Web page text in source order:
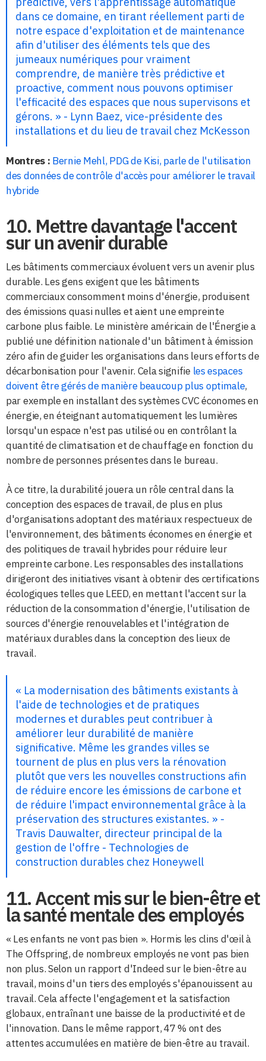
dans ce domaine, en tirant réellement parti de
notre espace d'exploitation et de maintenance
afin d'utiliser des éléments tels que des
jumeaux numériques pour vraiment
comprendre, de manière très prédictive et
proactive, comment nous pouvons optimiser
l'efficacité des espaces que nous supervisons et
gérons. » - Lynn Baez, vice-présidente des
installations et du lieu de travail chez McKesson
Montres : Bernie Mehl, PDG de Kisi, parle de l'utilisation
des données de contrôle d'accès pour améliorer le travail
hybride
10. Mettre davantage l'accent
sur un avenir durable
Les bâtiments commerciaux évoluent vers un avenir plus
durable. Les gens exigent que les bâtiments
commerciaux consomment moins d'énergie, produisent
des émissions quasi nulles et aient une empreinte
carbone plus faible. Le ministère américain de l'Énergie a
publié une définition nationale d'un bâtiment à émission
zéro afin de guider les organisations dans leurs efforts de
décarbonisation pour l'avenir. Cela signifie les espaces
doivent être gérés de manière beaucoup plus optimale,
par exemple en installant des systèmes CVC économes en
énergie, en éteignant automatiquement les lumières
lorsqu'un espace n'est pas utilisé ou en contrôlant la
quantité de climatisation et de chauffage en fonction du
nombre de personnes présentes dans le bureau.
À ce titre, la durabilité jouera un rôle central dans la
conception des espaces de travail, de plus en plus
d'organisations adoptant des matériaux respectueux de
l'environnement, des bâtiments économes en énergie et
des politiques de travail hybrides pour réduire leur
empreinte carbone. Les responsables des installations
dirigeront des initiatives visant à obtenir des certifications
écologiques telles que LEED, en mettant l'accent sur la
réduction de la consommation d'énergie, l'utilisation de
sources d'énergie renouvelables et l'intégration de
matériaux durables dans la conception des lieux de
travail.
« La modernisation des bâtiments existants à
l'aide de technologies et de pratiques
modernes et durables peut contribuer à
améliorer leur durabilité de manière
significative. Même les grandes villes se
tournent de plus en plus vers la rénovation
plutôt que vers les nouvelles constructions afin
de réduire encore les émissions de carbone et
de réduire l'impact environnemental grâce à la
préservation des structures existantes. » -
Travis Dauwalter, directeur principal de la
gestion de l'offre - Technologies de
construction durables chez Honeywell
11. Accent mis sur le bien-être et
la santé mentale des employés
« Les enfants ne vont pas bien ». Hormis les clins d'œil à
The Offspring, de nombreux employés ne vont pas bien
non plus. Selon un rapport d'Indeed sur le bien-être au
travail, moins d'un tiers des employés s'épanouissent au
travail. Cela affecte l'engagement et la satisfaction
globaux, entraînant une baisse de la productivité et de
l'innovation. Dans le même rapport, 47 % ont des
attentes accumulées en matière de bien-être au travail.